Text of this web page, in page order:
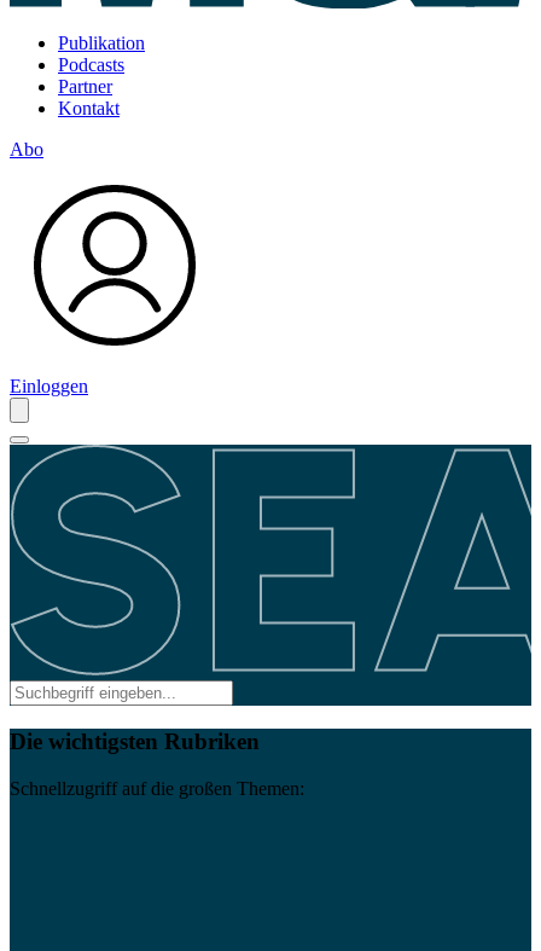
Publikation
Podcasts
Partner
Kontakt
Abo
Einloggen
Die wichtigsten Rubriken
Schnellzugriff auf die großen Themen: